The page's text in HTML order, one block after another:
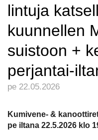
lintuja
kuunnellen
suistoon +
perjantai-
pe 22.05.2026
Kumivene- &
pe iltana 22.5.2026 klo